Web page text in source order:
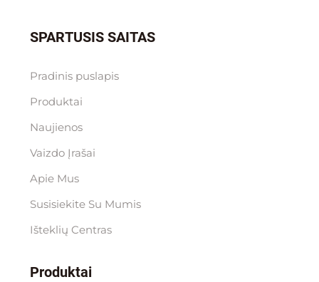
SPARTUSIS SAITAS
Pradinis puslapis
Produktai
Naujienos
Vaizdo Įrašai
Apie Mus
Susisiekite Su Mumis
Išteklių Centras
Produktai